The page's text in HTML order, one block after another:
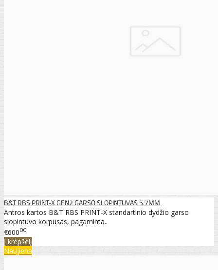
B&T RBS PRINT-X GEN2 GARSO SLOPINTUVAS 5.7MM
Antros kartos B&T RBS PRINT-X standartinio dydžio garso
slopintuvo korpusas, pagaminta..
€60000
Į krepšelį
Naujiena